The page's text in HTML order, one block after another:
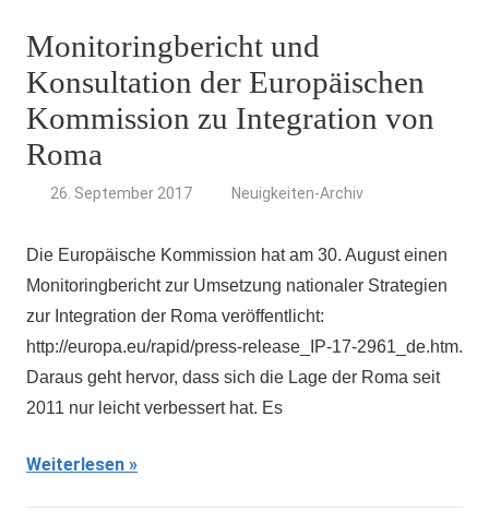
Monitoringbericht und
Konsultation der Europäischen
Kommission zu Integration von
Roma
26. September 2017 Neuigkeiten-Archiv
Die Europäische Kommission hat am 30. August einen
Monitoringbericht zur Umsetzung nationaler Strategien
zur Integration der Roma veröffentlicht:
http://europa.eu/rapid/press-release_IP-17-2961_de.htm.
Daraus geht hervor, dass sich die Lage der Roma seit
2011 nur leicht verbessert hat. Es
Weiterlesen